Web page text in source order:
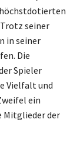
seiner
in seiner
Die
Spieler
Vielfalt und
ein
Mitglieder der